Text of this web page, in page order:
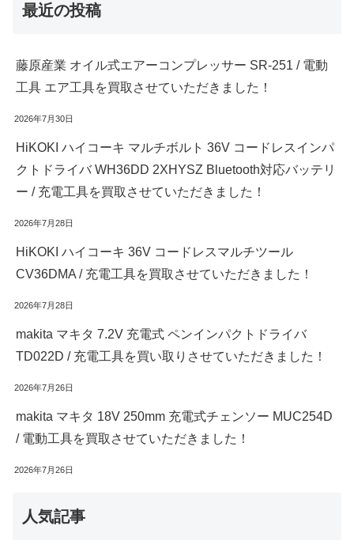
最近の投稿
藤原産業 オイル式エアーコンプレッサー SR-251 / 電動
工具 エア工具を買取させていただきました！
2026年7月30日
HiKOKI ハイコーキ マルチボルト 36V コードレスインパ
クトドライバ WH36DD 2XHYSZ Bluetooth対応バッテリ
ー / 充電工具を買取させていただきました！
2026年7月28日
HiKOKI ハイコーキ 36V コードレスマルチツール
CV36DMA / 充電工具を買取させていただきました！
2026年7月28日
makita マキタ 7.2V 充電式 ペンインパクトドライバ
TD022D / 充電工具を買い取りさせていただきました！
2026年7月26日
makita マキタ 18V 250mm 充電式チェンソー MUC254D
/ 電動工具を買取させていただきました！
2026年7月26日
人気記事